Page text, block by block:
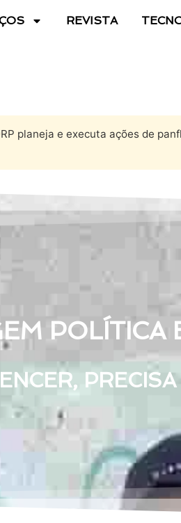
REVISTA
planeja e executa ações de